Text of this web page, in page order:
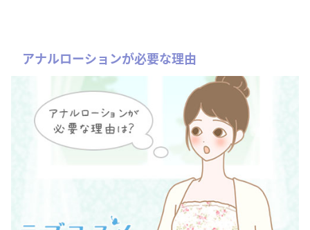
アナルローションが必要な理由